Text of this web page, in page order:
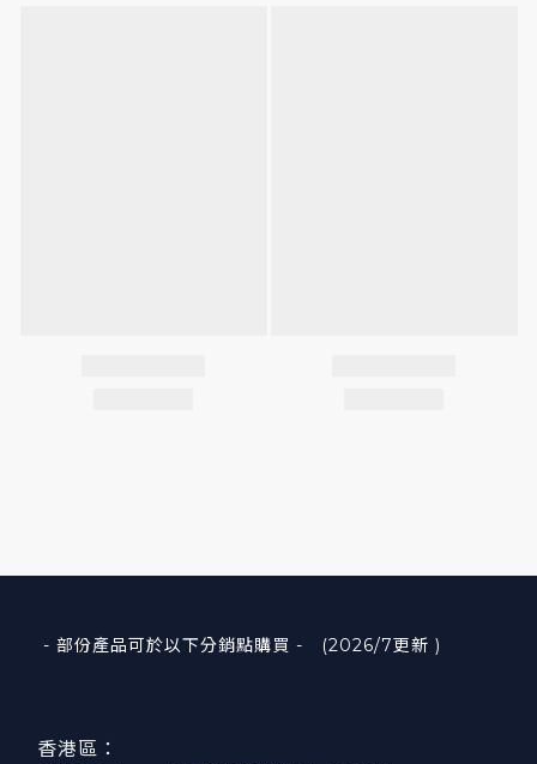
- 部份產品可於以下分銷點購買 - (2026/7更新 )
香港區：